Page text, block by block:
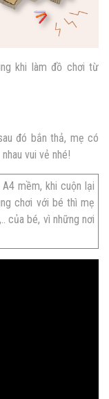
khi làm đồ chơi từ
đó bắn thả, mẹ có
vui vẻ nhé!
mềm, khi cuộn lại
chơi với bé thì mẹ
của bé, vì những nơi